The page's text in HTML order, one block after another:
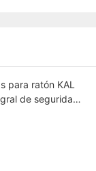
para ratón KAL
de seguridad